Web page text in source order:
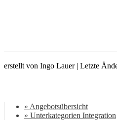
erstellt von Ingo Lauer | Letzte
» Angebotsübersicht
» Unterkategorien Integration